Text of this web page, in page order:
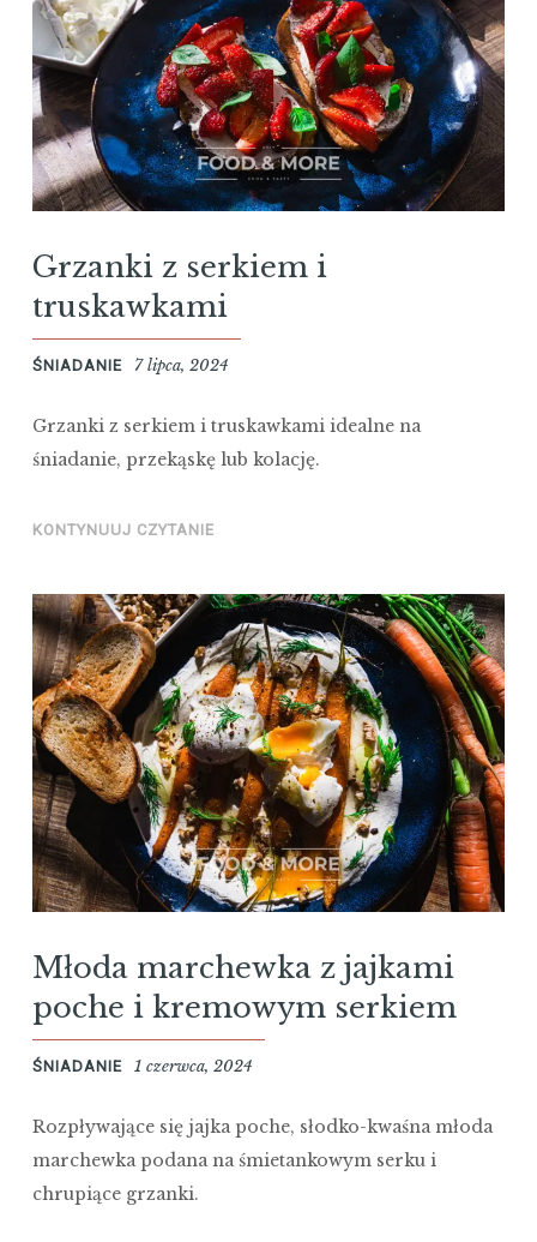
Grzanki z serkiem i
truskawkami
ŚNIADANIE 7 lipca, 2024
Grzanki z serkiem i truskawkami idealne na
śniadanie, przekąskę lub kolację.
KONTYNUUJ CZYTANIE
Młoda marchewka z jajkami
poche i kremowym serkiem
ŚNIADANIE 1 czerwca, 2024
Rozpływające się jajka poche, słodko-kwaśna młoda
marchewka podana na śmietankowym serku i
chrupiące grzanki.